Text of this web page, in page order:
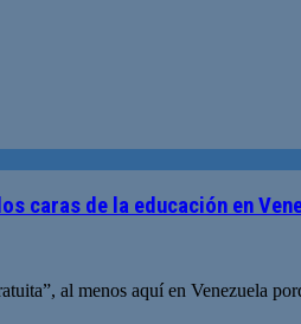
caras de la educación en
al menos aquí en Venezuela